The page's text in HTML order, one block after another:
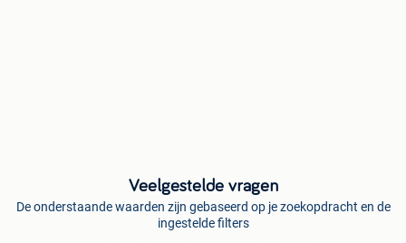
Veelgestelde vragen
De onderstaande waarden zijn gebaseerd op je zoekopdracht en de
ingestelde filters